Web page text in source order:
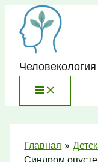
Перейти
содержимому
Человекология
Главная